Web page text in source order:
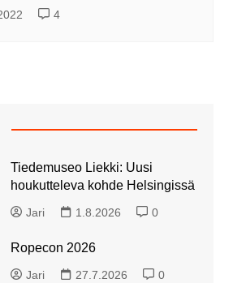
4
Tiedemuseo Liekki: Uusi
houkutteleva kohde Helsingissä
Jari 1.8.2026 0
Ropecon 2026
Jari 27.7.2026 0